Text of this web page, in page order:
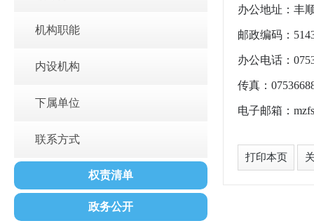
机构职能
内设机构
下属单位
联系方式
权责清单
政务公开
办公地址：丰
邮政编码：
办公电话：
传真：
电子邮箱：
打印本页